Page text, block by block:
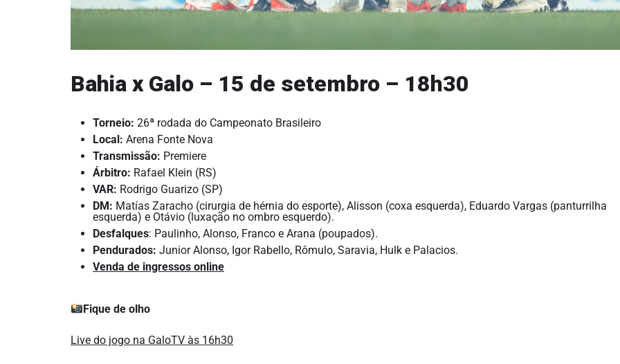
Bahia x Galo – 15 de setembro – 18h30
Torneio: 26ª rodada do Campeonato Brasileiro
Local: Arena Fonte Nova
Transmissão: Premiere
Árbitro: Rafael Klein (RS)
VAR: Rodrigo Guarizo (SP)
DM: Matías Zaracho (cirurgia de hérnia do esporte), Alisson (coxa esquerda), Eduardo Vargas (panturrilha
esquerda) e Otávio (luxação no ombro esquerdo).
Desfalques: Paulinho, Alonso, Franco e Arana (poupados).
Pendurados: Junior Alonso, Igor Rabello, Rômulo, Saravia, Hulk e Palacios.
Venda de ingressos online
Fique de olho
Live do jogo na GaloTV às 16h30